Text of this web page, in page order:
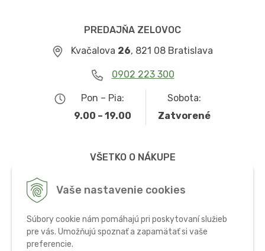
Vaše nastavenie cookies
Súbory cookie nám pomáhajú pri poskytovaní služieb
pre vás. Umožňujú spoznať a zapamätať si vaše
preferencie.
PREDAJŇA ZELOVOC
Kvačalova 26, 821 08 Bratislava
0902 223 300
Pon – Pia:
9.00 – 19.00
Sobota:
Zatvorené
VŠETKO O NÁKUPE
Ochrana osobných údajov